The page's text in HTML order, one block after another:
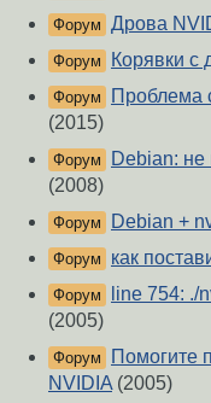
Форум Дрова
Форум Корявки с
Форум
Проблема
(2015)
Форум
Debian: не
(2008)
Форум Debian +
Форум как
Форум
line 754: ./
(2005)
Форум
Помогите
NVIDIA (2005)